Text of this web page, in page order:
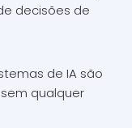
decisões de
de IA são
qualquer